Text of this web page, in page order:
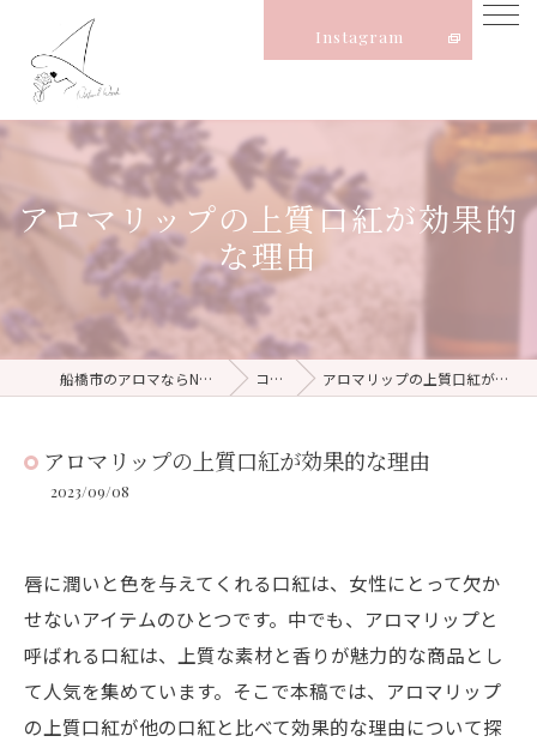
Instagram
アロマリップの上質口紅が効果的
な理由
船橋市のアロマならNatural Witch コラム アロマリップの上質口紅が効果的な理由
アロマリップの上質口紅が効果的な理由
2023/09/08
唇に潤いと色を与えてくれる口紅は、女性にとって欠か
せないアイテムのひとつです。中でも、アロマリップと
呼ばれる口紅は、上質な素材と香りが魅力的な商品とし
て人気を集めています。そこで本稿では、アロマリップ
の上質口紅が他の口紅と比べて効果的な理由について探